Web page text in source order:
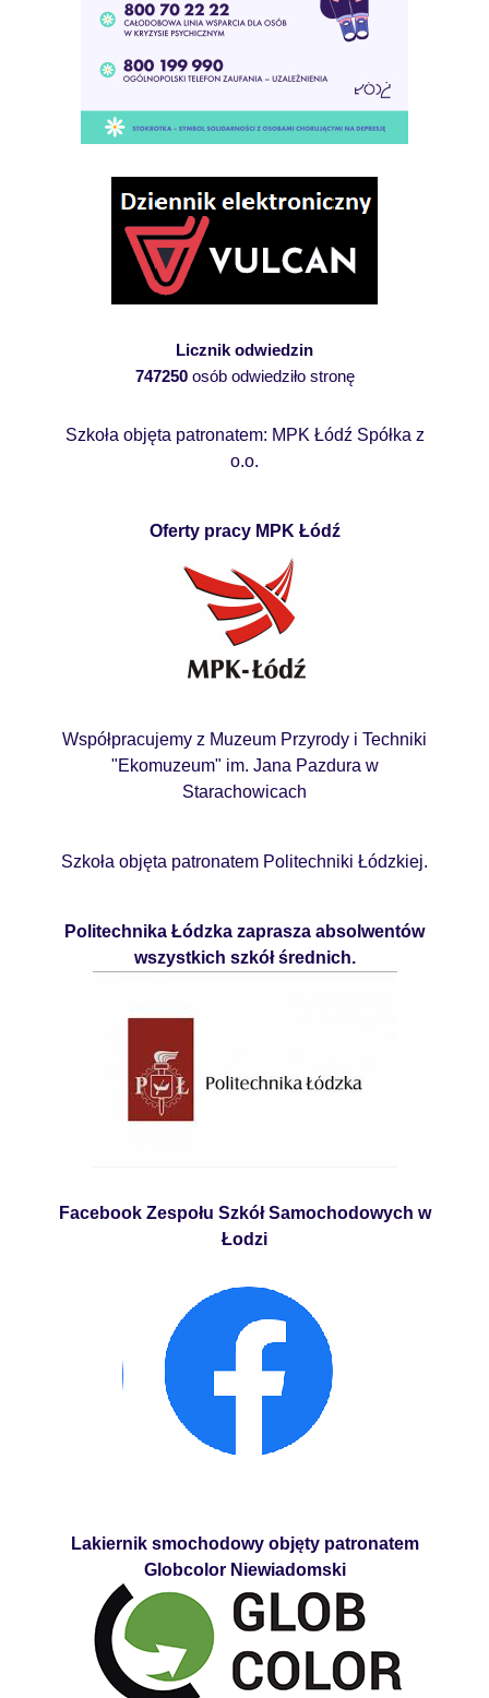
Licznik odwiedzin
747250osób odwiedziło stronę
Szkoła objęta patronatem: MPK Łódź Spółka z
o.o.
Oferty pracy MPK Łódź
Współpracujemy z Muzeum Przyrody i Techniki
"Ekomuzeum" im. Jana Pazdura w
Starachowicach
Szkoła objęta patronatem Politechniki Łódzkiej.
Politechnika Łódzka zaprasza absolwentów
wszystkich szkół średnich.
Facebook Zespołu Szkół Samochodowych w
Łodzi
Lakiernik smochodowy objęty patronatem
Globcolor Niewiadomski